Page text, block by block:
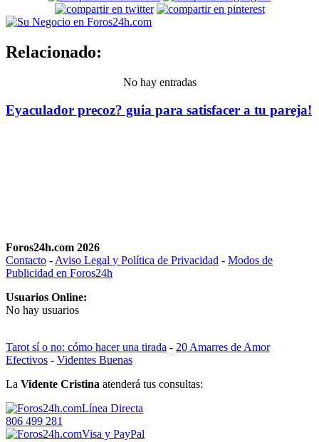
Relacionado:
No hay entradas
Eyaculador precoz? guia para satisfacer a tu pareja!
Foros24h.com 2026
Contacto - Aviso Legal y Política de Privacidad - Modos de
Publicidad en Foros24h
Usuarios Online:
No hay usuarios
Tarot sí o no: cómo hacer una tirada - 20 Amarres de Amor
Efectivos - Videntes Buenas
La Vidente Cristina atenderá tus consultas:
Línea Directa
806 499 281
Visa y PayPal